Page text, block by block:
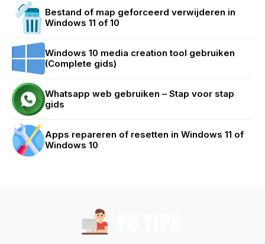
Bestand of map geforceerd verwijderen in
Windows 11 of 10
Windows 10 media creation tool gebruiken
(Complete gids)
Whatsapp web gebruiken – Stap voor stap
gids
Apps repareren of resetten in Windows 11 of
Windows 10